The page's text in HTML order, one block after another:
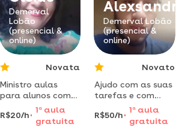
escolares
Demerval
Lobão
(presencial &
online)
Novata
Ministro aulas
para alunos com
dificuldades no
aprendizado.
trabalho com
R$20/h
1 aaula
gratuita
Alexsandro
Demerval Lobão
(presencial &
online)
Novato
Ajudo com as suas
tarefas e com
estudo, para seu
sucesso garantido
R$50/h
1 a aula
gratuita